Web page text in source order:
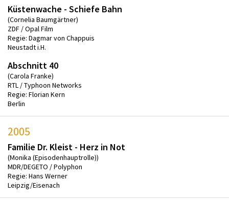
Küstenwache - Schiefe Bahn
(Cornelia Baumgärtner)
ZDF / Opal Film
Regie: Dagmar von Chappuis
Neustadt i.H.
Abschnitt 40
(Carola Franke)
RTL / Typhoon Networks
Regie: Florian Kern
Berlin
2005
Familie Dr. Kleist - Herz in Not
(Monika (Episodenhauptrolle))
MDR/DEGETO / Polyphon
Regie: Hans Werner
Leipzig/Eisenach